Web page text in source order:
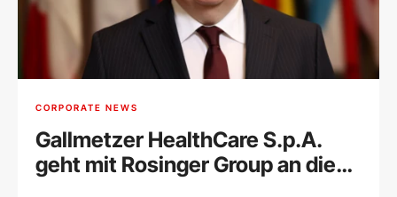
CORPORATE NEWS
Gallmetzer HealthCare S.p.A.
geht mit Rosinger Group an die